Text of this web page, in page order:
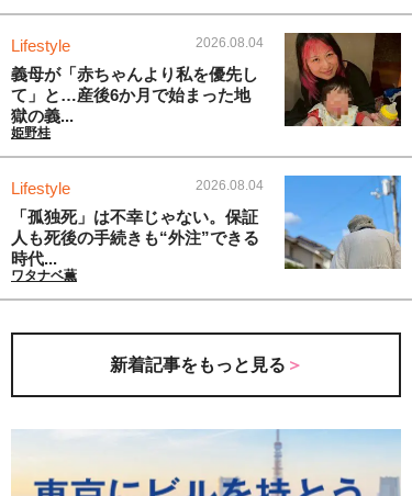
Lifestyle 2026.08.04
義母が「赤ちゃんより私を優先し
て」と…産後6か月で始まった地
獄の義...
姫野桂
Lifestyle 2026.08.04
「孤独死」は不幸じゃない。保証
人も死後の手続きも“外注”できる
時代...
ワタナベ薫
新着記事をもっと見る